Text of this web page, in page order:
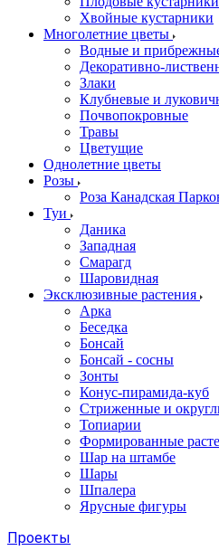
Хвойные кустарники
Многолетние цветы
Водные и
Декоративно-
Злаки
Клубневые и
Почвопокровные
Травы
Цветущие
Однолетние цветы
Розы
Роза Канадская
Туи
Даника
Западная
Смарагд
Шаровидная
Эксклюзивные растения
Арка
Беседка
Бонсай
Бонсай - сосны
Зонты
Конус-пирамида-куб
Стриженные и
Топиарии
Формированные
Шар на штамбе
Шары
Шпалера
Ярусные фигуры
Проекты